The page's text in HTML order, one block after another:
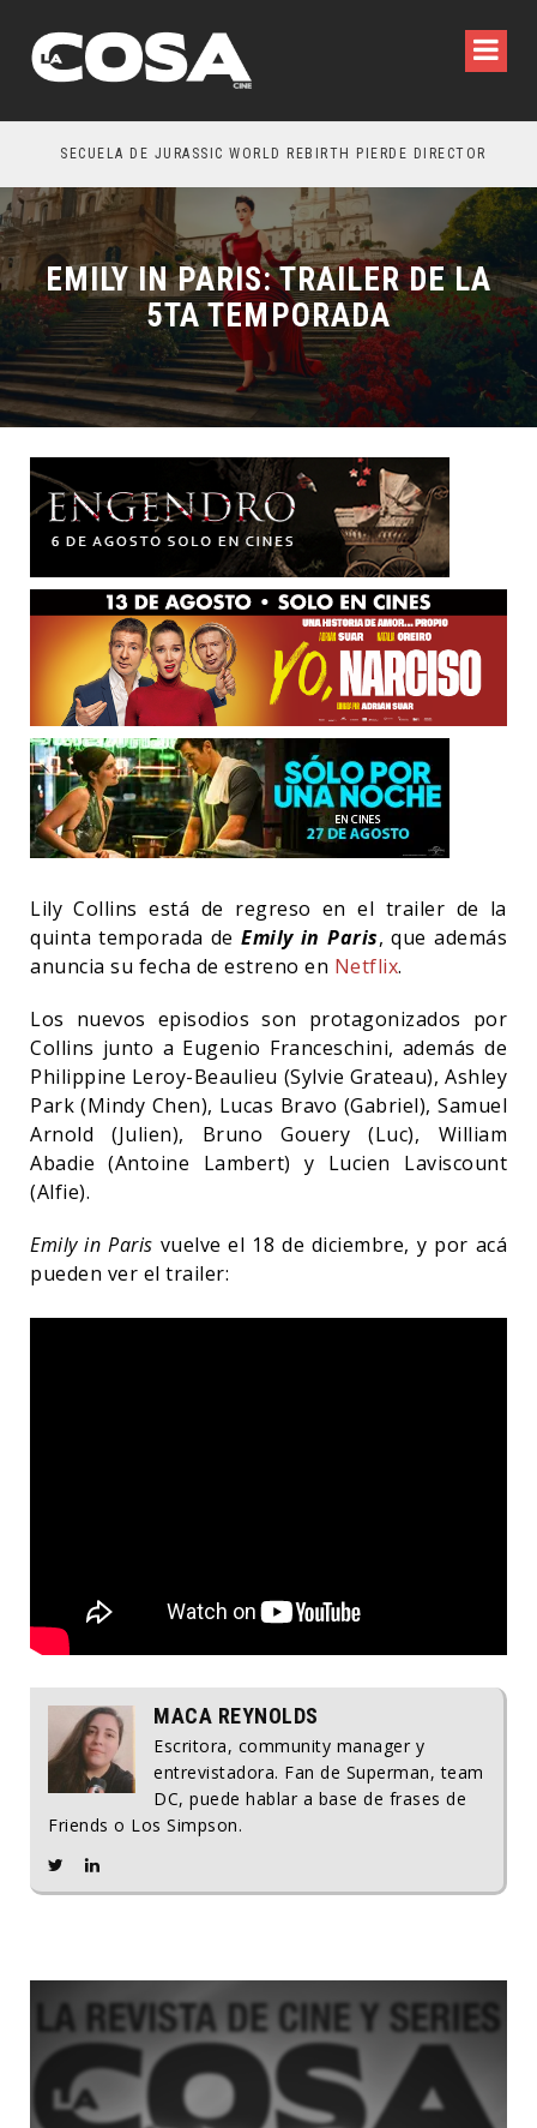
SECUELA DE JURASSIC WORLD REBIRTH PIERDE DIRECTOR
EMILY IN PARIS: TRAILER DE LA
5TA TEMPORADA
Lily Collins está de regreso en el trailer de la
quinta temporada deEmily in Paris, que además
anuncia su fecha de estreno en Netflix.
Los nuevos episodios son protagonizados por
Collins junto a Eugenio Franceschini, además de
Philippine Leroy-Beaulieu (Sylvie Grateau), Ashley
Park (Mindy Chen), Lucas Bravo (Gabriel), Samuel
Arnold (Julien), Bruno Gouery (Luc), William
Abadie (Antoine Lambert) y Lucien Laviscount
(Alfie).
Emily in Paris vuelve el 18 de diciembre, y por acá
pueden ver el trailer:
MACA REYNOLDS
Escritora, community manager y
entrevistadora. Fan de Superman, team
DC, puede hablar a base de frases de
Friends o Los Simpson.